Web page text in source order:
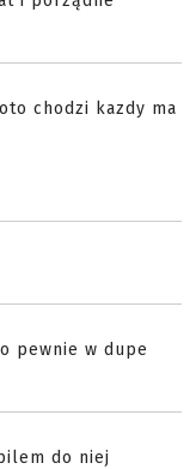
chodzi kazdy ma
pewnie w dupe
do niej